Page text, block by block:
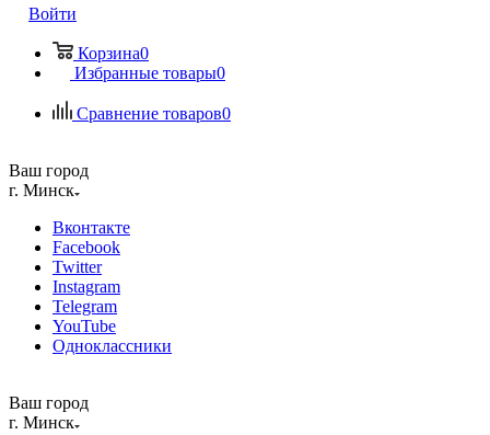
Войти
Корзина0
Избранные товары0
Сравнение товаров0
Ваш город
г. Минск
Вконтакте
Facebook
Twitter
Instagram
Telegram
YouTube
Одноклассники
Ваш город
г. Минск